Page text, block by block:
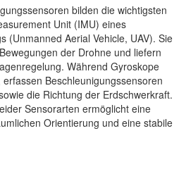
bilden die wichtigsten
Unit (IMU) eines
(Unmanned Aerial Vehicle, UAV). Sie
der Drohne und liefern
Während Gyroskope
Beschleunigungssensoren
die Richtung der Erdschwerkraft.
Sensorarten ermöglicht eine
Orientierung und eine stabile